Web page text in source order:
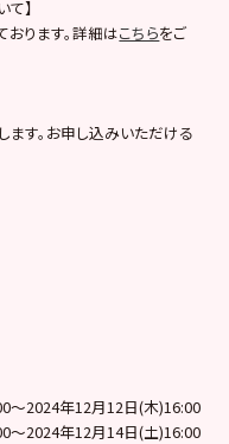
】
ります。詳細はこちらをご
ます。お申し込みいただける
～2024年12月12日(木)16:00
～2024年12月14日(土)16:00